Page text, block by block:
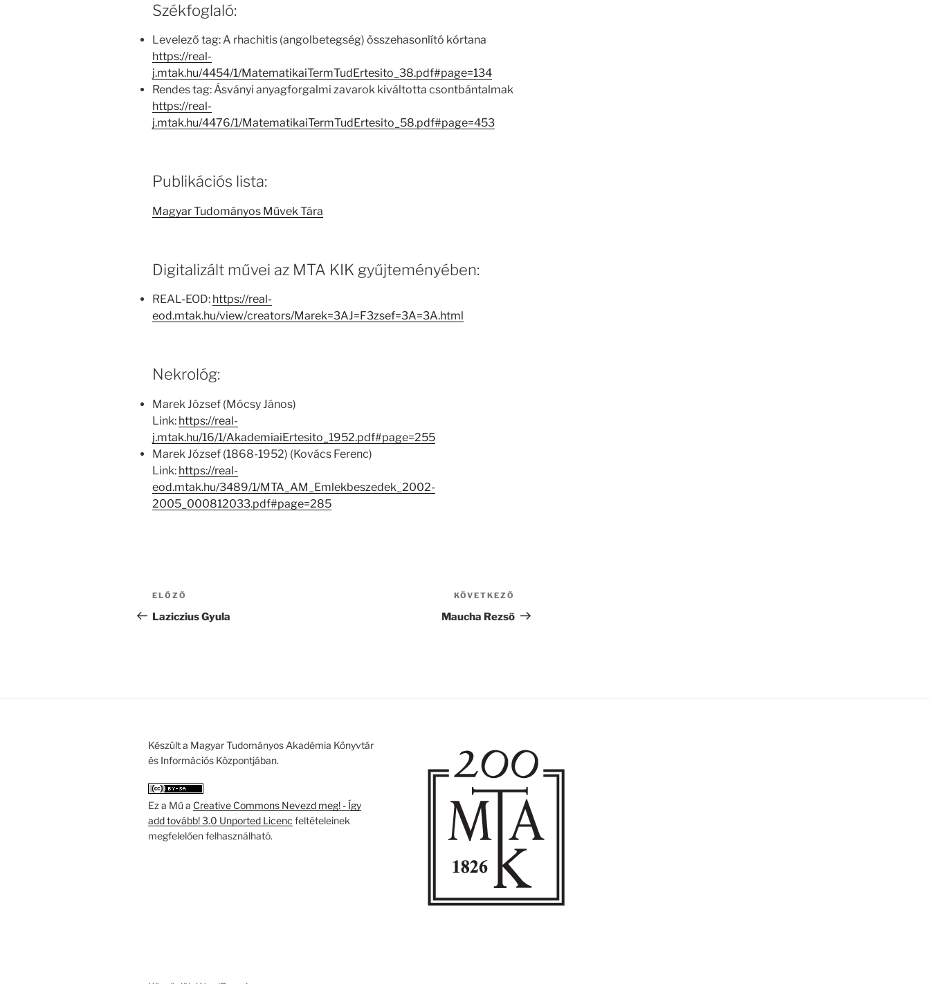
Székfoglaló:
Levelező tag: A rhachitis (angolbetegség) összehasonlító kórtana
https://real-
j.mtak.hu/4454/1/MatematikaiTermTudErtesito_38.pdf#page=134
Rendes tag: Ásványi anyagforgalmi zavarok kiváltotta csontbántalmak
https://real-
j.mtak.hu/4476/1/MatematikaiTermTudErtesito_58.pdf#page=453
Publikációs lista:
Magyar Tudományos Művek Tára
Digitalizált művei az MTA KIK gyűjteményében:
REAL-EOD: https://real-
eod.mtak.hu/view/creators/Marek=3AJ=F3zsef=3A=3A.html
Nekrológ:
Marek József (Mócsy János)
Link: https://real-
j.mtak.hu/16/1/AkademiaiErtesito_1952.pdf#page=255
Marek József (1868-1952) (Kovács Ferenc)
Link: https://real-
eod.mtak.hu/3489/1/MTA_AM_Emlekbeszedek_2002-
2005_000812033.pdf#page=285
Bejegyzés
navigáció
Korábbi
bejegyzés
ELŐZŐ
Laziczius Gyula
bejegyzés
KÖVETKEZŐ
Maucha Rezső
Készült a Magyar Tudományos Akadémia Könyvtár
és Információs Központjában.
Ez a Mű a Creative Commons Nevezd meg! - Így
add tovább! 3.0 Unported Licenc feltételeinek
megfelelően felhasználható.